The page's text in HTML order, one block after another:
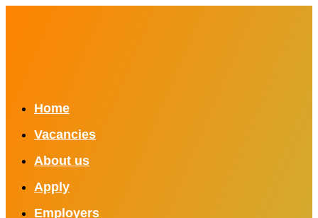
Home
Vacancies
About us
Apply
Employers